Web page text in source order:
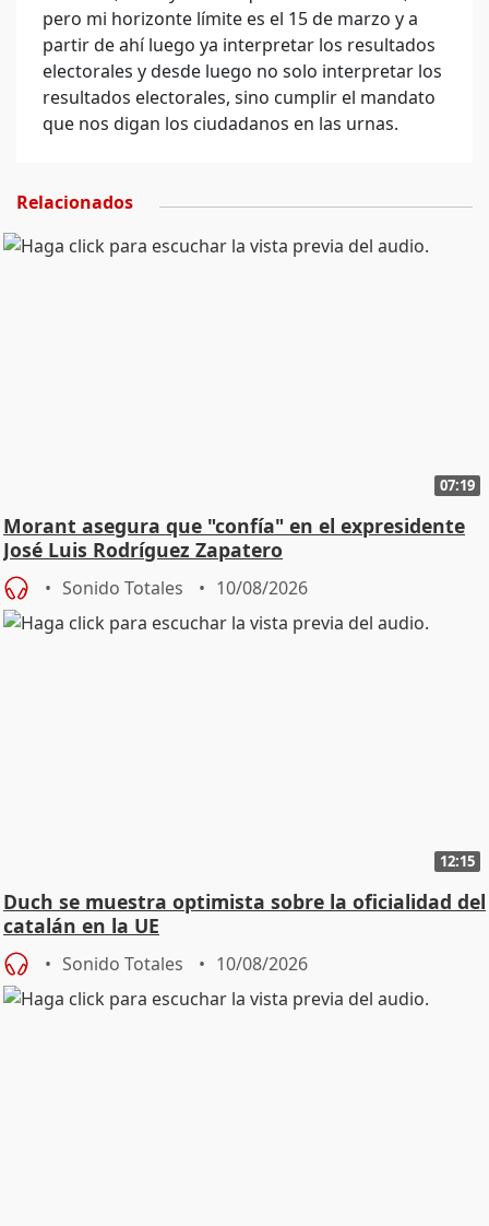
pero mi horizonte límite es el 15 de marzo y a
partir de ahí luego ya interpretar los resultados
electorales y desde luego no solo interpretar los
resultados electorales, sino cumplir el mandato
que nos digan los ciudadanos en las urnas.
Relacionados
07:19
Morant asegura que "confía" en el expresidente
José Luis Rodríguez Zapatero
Sonido Totales 10/08/2026
12:15
Duch se muestra optimista sobre la oficialidad del
catalán en la UE
Sonido Totales 10/08/2026